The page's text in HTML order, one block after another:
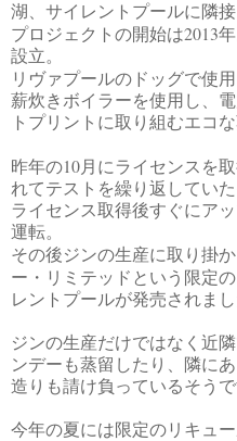
湖、サイレントプールに隣接
プロジェクトの開始は2013
設立。
リヴァプールのドッグで使
薪炊きボイラーを使用し、
トプリントに取り組むエコな
昨年の10月にライセンスを
れてテストを繰り返していた
ライセンス取得後すぐにア
運転。
その後ジンの生産に取り掛か
ー・リミテッドという限定の
レントプールが発売されまし
ジンの生産だけではなく近
ンデーも蒸留したり、隣に
造りも請け負っているそうで
今年の夏には限定のリキュ